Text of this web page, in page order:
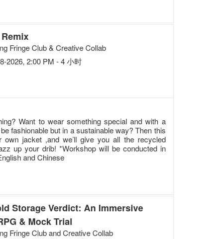
Fringe Club & Creative Collab
2026, 2:00 PM - 4 小时
Want to wear something special and with a
fashionable but in a sustainable way? Then this
jacket ,and we’ll give you all the recycled
up your drib! *Workshop will be conducted in
and Chinese
Storage Verdict: An Immersive
& Mock Trial
Fringe Club and Creative Collab